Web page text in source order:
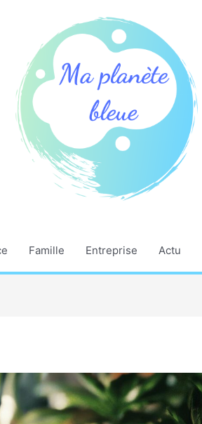
Famille Entreprise Actu